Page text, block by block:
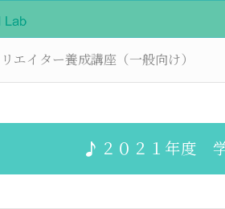
エイター養成講座（一般向け）
２０２１年度